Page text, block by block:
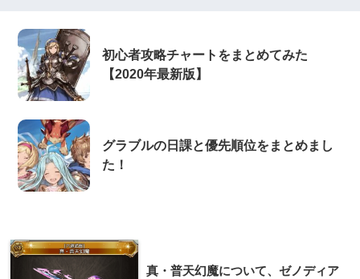
初心者攻略チャートをまとめてみた
【2020年最新版】
グラブルの日課と優先順位をまとめまし
た！
真・普天幻魔について、ゼノディア